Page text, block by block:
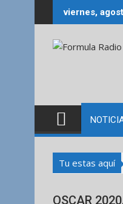
al
viernes,
Tu estas aquí
OSCAR